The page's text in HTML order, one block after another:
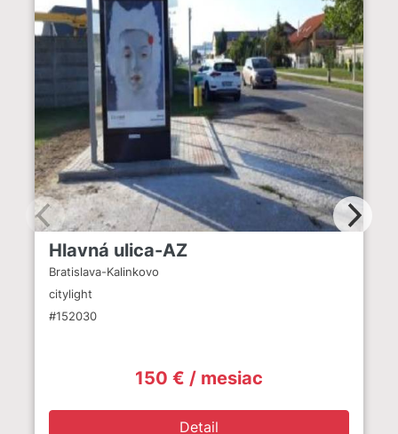
Hlavná ulica-AZ
Bratislava-Kalinkovo
citylight
#152030
150 € / mesiac
Detail